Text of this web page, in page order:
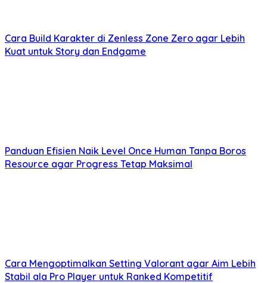
Cara Build Karakter di Zenless Zone Zero agar Lebih
Kuat untuk Story dan Endgame
Panduan Efisien Naik Level Once Human Tanpa Boros
Resource agar Progress Tetap Maksimal
Cara Mengoptimalkan Setting Valorant agar Aim Lebih
Stabil ala Pro Player untuk Ranked Kompetitif